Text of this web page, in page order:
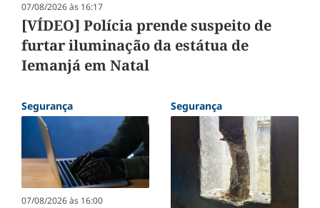
07/08/2026 às 16:17
[VÍDEO] Polícia prende suspeito de
furtar iluminação da estátua de
Iemanjá em Natal
Segurança
07/08/2026 às 16:00
Segurança